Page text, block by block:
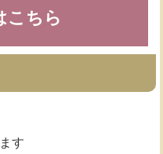
こちら
す